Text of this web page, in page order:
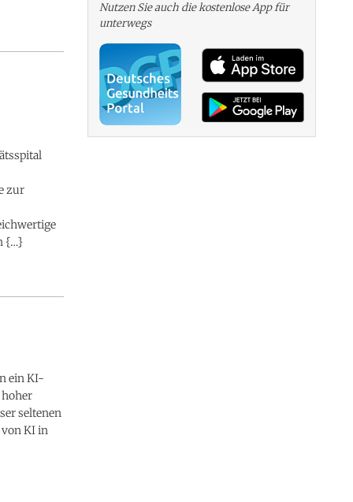
zur
{…}
ein KI-
seltenen
KI in
Nutzen Sie auch die kosten­lose App für
unterwegs